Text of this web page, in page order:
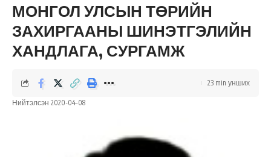
МОНГОЛ УЛСЫН ТӨРИЙН
ЗАХИРГААНЫ ШИНЭТГЭЛИЙН
ХАНДЛАГА, СУРГАМЖ
Нийтэлсэн 2020-04-08
23 min унших